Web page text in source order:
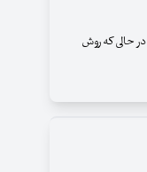
در حالی که روش